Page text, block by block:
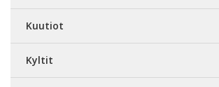
Kuutiot
Kyltit